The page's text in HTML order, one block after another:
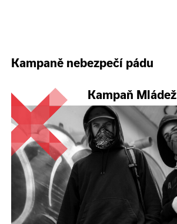
Kampaně nebezpečí pádu
Kampaň Mládež